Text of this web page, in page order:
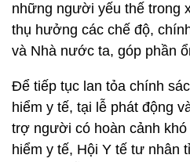
những người yếu thế trong
thụ hưởng các chế độ,
và Nhà nước ta, góp phần
Để tiếp tục lan tỏa chính
hiểm y tế, tại lễ phát động
trợ người có hoàn cảnh
hiểm y tế, Hội Y tế tư nhân